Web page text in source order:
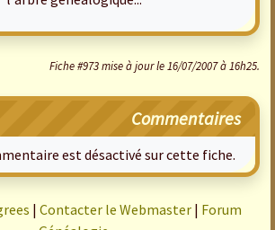
Fiche #973 mise à jour le 16/07/2007 à 16h25.
Commentaires
est désactivé sur cette fiche.
| Contacter le Webmaster | Forum